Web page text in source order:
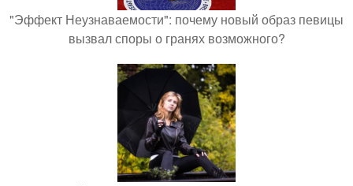
"Эффект Неузнаваемости": почему новый образ певицы
вызвал споры о гранях возможного?